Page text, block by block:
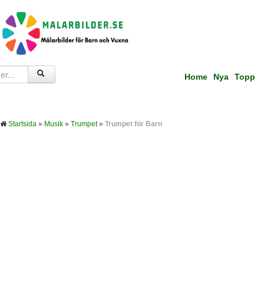
Home Nya Topp
Startsida » Musik » Trumpet» Trumpet för Barn